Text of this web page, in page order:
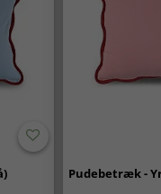
Pudebetræk -